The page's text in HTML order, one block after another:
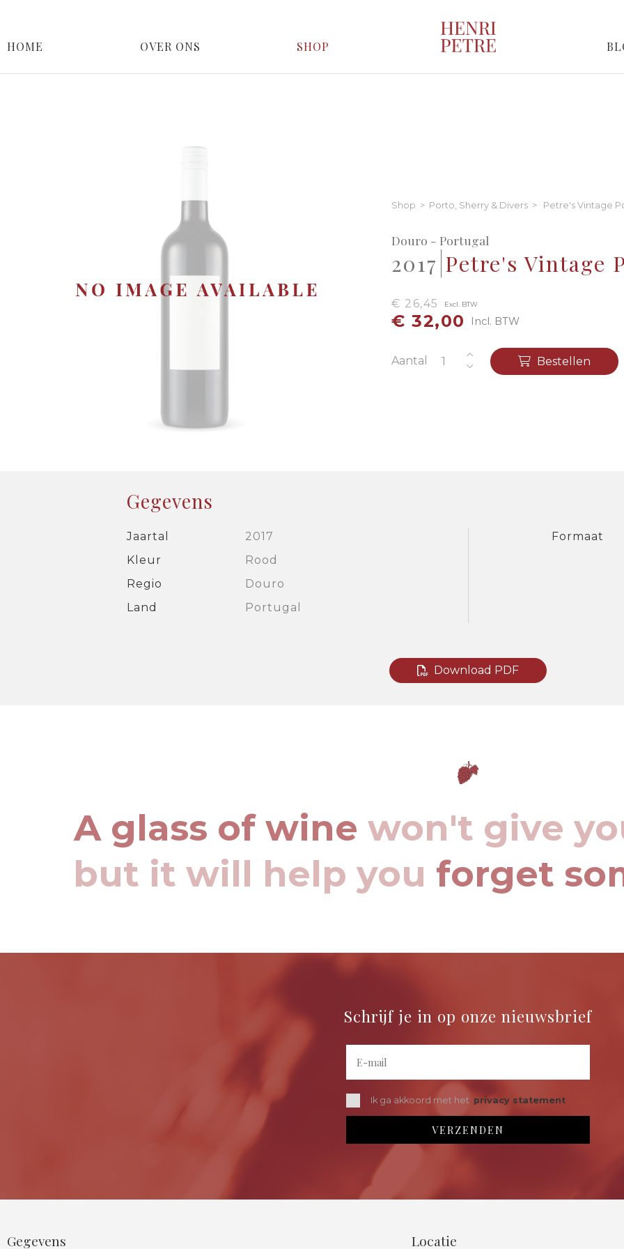
HOME OVER ONS SHOP
Shop > Porto, Sherry & Divers > Petre's Vintage
Douro - Portugal
2017 Petre's Vintage
€ 26,45 Excl. BTW
€ 32,00 Incl. BTW
Aantal Bestellen
Gegevens
Jaartal
2017
Kleur
Rood
Regio
Douro
Land
Portugal
Formaat
Download PDF
A glass of wine won't give
but it will help you forget
Schrijf je in op onze nieuwsbrief
Ik ga akkoord met het privacy statement
Gegevens Locatie